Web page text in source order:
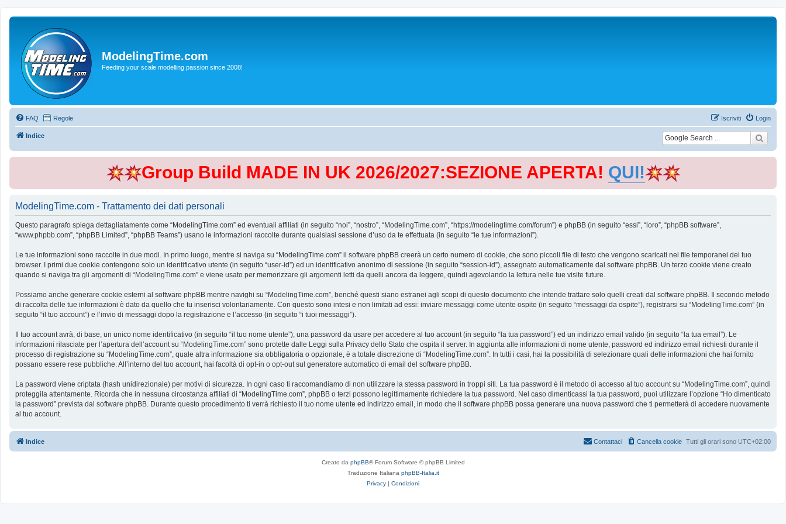
ModelingTime.com
Feeding your scale modelling passion since 2008!
FAQ Regole Login
Iscriviti
Indice
Group Build MADE IN UK 2026/2027:SEZIONE APERTA! QUI!
ModelingTime.com - Trattamento dei dati personali
Questo paragrafo spiega dettagliatamente come “ModelingTime.com” ed eventuali affiliati (in seguito “noi”, “nostro”, “ModelingTime.com”, “https://modelingtime.com/forum”) e phpBB (in seguito “essi”, “loro”, “phpBB software”,
“www.phpbb.com”, “phpBB Limited”, “phpBB Teams”) usano le informazioni raccolte durante qualsiasi sessione d’uso da te effettuata (in seguito “le tue informazioni”).
Le tue informazioni sono raccolte in due modi. In primo luogo, mentre si naviga su “ModelingTime.com” il software phpBB creerà un certo numero di cookie, che sono piccoli file di testo che vengono scaricati nei file temporanei del tuo
browser. I primi due cookie contengono solo un identificativo utente (in seguito “user-id”) ed un identificativo anonimo di sessione (in seguito “session-id”), assegnato automaticamente dal software phpBB. Un terzo cookie viene creato
quando si naviga tra gli argomenti di “ModelingTime.com” e viene usato per memorizzare gli argomenti letti da quelli ancora da leggere, quindi agevolando la lettura nelle tue visite future.
Possiamo anche generare cookie esterni al software phpBB mentre navighi su “ModelingTime.com”, benché questi siano estranei agli scopi di questo documento che intende trattare solo quelli creati dal software phpBB. Il secondo metodo
di raccolta delle tue informazioni è dato da quello che tu inserisci volontariamente. Con questo sono intesi e non limitati ad essi: inviare messaggi come utente ospite (in seguito “messaggi da ospite”), registrarsi su “ModelingTime.com” (in
seguito “il tuo account”) e l’invio di messaggi dopo la registrazione e l’accesso (in seguito “i tuoi messaggi”).
Il tuo account avrà, di base, un unico nome identificativo (in seguito “il tuo nome utente”), una password da usare per accedere al tuo account (in seguito “la tua password”) ed un indirizzo email valido (in seguito “la tua email”). Le
informazioni rilasciate per l’apertura dell’account su “ModelingTime.com” sono protette dalle Leggi sulla Privacy dello Stato che ospita il server. In aggiunta alle informazioni di nome utente, password ed indirizzo email richiesti durante il
processo di registrazione su “ModelingTime.com”, quale altra informazione sia obbligatoria o opzionale, è a totale discrezione di “ModelingTime.com”. In tutti i casi, hai la possibilità di selezionare quali delle informazioni che hai fornito
possano essere rese pubbliche. All’interno del tuo account, hai facoltà di opt-in o opt-out sul generatore automatico di email del software phpBB.
La password viene criptata (hash unidirezionale) per motivi di sicurezza. In ogni caso ti raccomandiamo di non utilizzare la stessa password in troppi siti. La tua password è il metodo di accesso al tuo account su “ModelingTime.com”, quindi
proteggila attentamente. Ricorda che in nessuna circostanza affiliati di “ModelingTime.com”, phpBB o terzi possono legittimamente richiedere la tua password. Nel caso dimenticassi la tua password, puoi utilizzare l’opzione “Ho dimenticato
la password” prevista dal software phpBB. Durante questo procedimento ti verrà richiesto il tuo nome utente ed indirizzo email, in modo che il software phpBB possa generare una nuova password che ti permetterà di accedere nuovamente
al tuo account.
Indice Tutti gli orari sono UTC+02:00
Cancella cookie
Contattaci
Creato da phpBB® Forum Software © phpBB Limited
Traduzione Italiana phpBB-Italia.it
Privacy | Condizioni